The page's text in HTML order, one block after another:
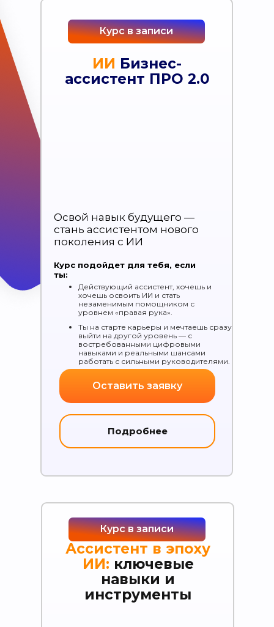
Курс в записи
ИИ Бизнес-
ассистент ПРО 2.0
Освой навык будущего —
стань ассистентом нового
поколения с ИИ
Курс подойдет для тебя, если
ты:
Действующий ассистент, хочешь и
хочешь освоить ИИ и стать
незаменимым помощником с
уровнем «правая рука».
Ты на старте карьеры и мечтаешь сразу
выйти на другой уровень — с
востребованными цифровыми
навыками и реальными шансами
работать с сильными руководителями.
Оставить заявку
Подробнее
«ИИ-прорыв в профессии
ассистент: работай быстрее,
Вы узнаете:
— Как превратить бесконечные
«организуй», «сформируй» и «найди» от
делает за минуты
— Как разговаривать с ИИ так, чтобы он
понимал вас с полуслова и
выдавалрезультат с первого раза
— Как собратьсвою команду ИИ-
сотрудников (GPTs) для встреч,
регламентов, задач и аналитики
— Как внедрить ИИ в рутину ассистента,
чтобывыполнять задачи в 10 раз
быстрее, заменяя целый отдел
Зарегистрироваться
Курс в записи
Ассистент в эпоху
ИИ: ключевые
навыки и
инструменты